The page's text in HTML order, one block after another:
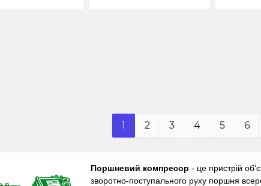
1 2 3 4 5 6
Поршневий компресор - це пристрій
зворотно-поступального руху поршня